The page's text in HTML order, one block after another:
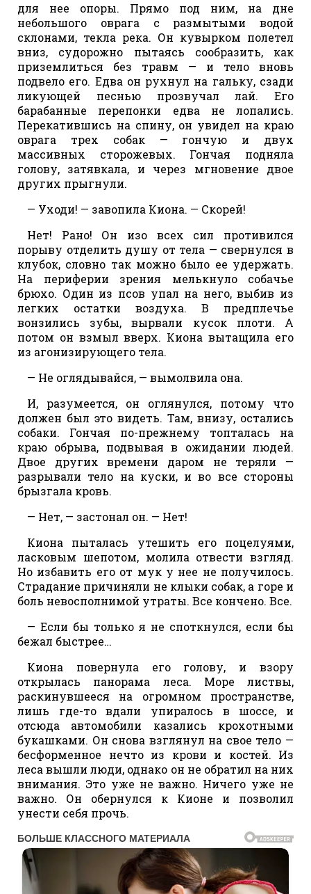
для нее опоры. Прямо под ним, на дне
небольшого оврага с размытыми водой
склонами, текла река. Он кувырком полетел
вниз, судорожно пытаясь сообразить, как
приземлиться без травм — и тело вновь
подвело его. Едва он рухнул на гальку, сзади
ликующей песнью прозвучал лай. Его
барабанные перепонки едва не лопались.
Перекатившись на спину, он увидел на краю
оврага трех собак — гончую и двух
массивных сторожевых. Гончая подняла
голову, затявкала, и через мгновение двое
других прыгнули.
— Уходи! — завопила Киона. — Скорей!
Нет! Рано! Он изо всех сил противился
порыву отделить душу от тела — свернулся в
клубок, словно так можно было ее удержать.
На периферии зрения мелькнуло собачье
брюхо. Один из псов упал на него, выбив из
легких остатки воздуха. В предплечье
вонзились зубы, вырвали кусок плоти. А
потом он взмыл вверх. Киона вытащила его
из агонизирующего тела.
— Не оглядывайся, — вымолвила она.
И, разумеется, он оглянулся, потому что
должен был это видеть. Там, внизу, остались
собаки. Гончая по-прежнему топталась на
краю обрыва, подвывая в ожидании людей.
Двое других времени даром не теряли —
разрывали тело на куски, и во все стороны
брызгала кровь.
— Нет, — застонал он. — Нет!
Киона пыталась утешить его поцелуями,
ласковым шепотом, молила отвести взгляд.
Но избавить его от мук у нее не получилось.
Страдание причиняли не клыки собак, а горе и
боль невосполнимой утраты. Все кончено. Все.
— Если бы только я не споткнулся, если бы
бежал быстрее…
Киона повернула его голову, и взору
открылась панорама леса. Море листвы,
раскинувшееся на огромном пространстве,
лишь где-то вдали упиралось в шоссе, и
отсюда автомобили казались крохотными
букашками. Он снова взглянул на свое тело —
бесформенное нечто из крови и костей. Из
леса вышли люди, однако он не обратил на них
внимания. Это уже не важно. Ничего уже не
важно. Он обернулся к Кионе и позволил
унести себя прочь.